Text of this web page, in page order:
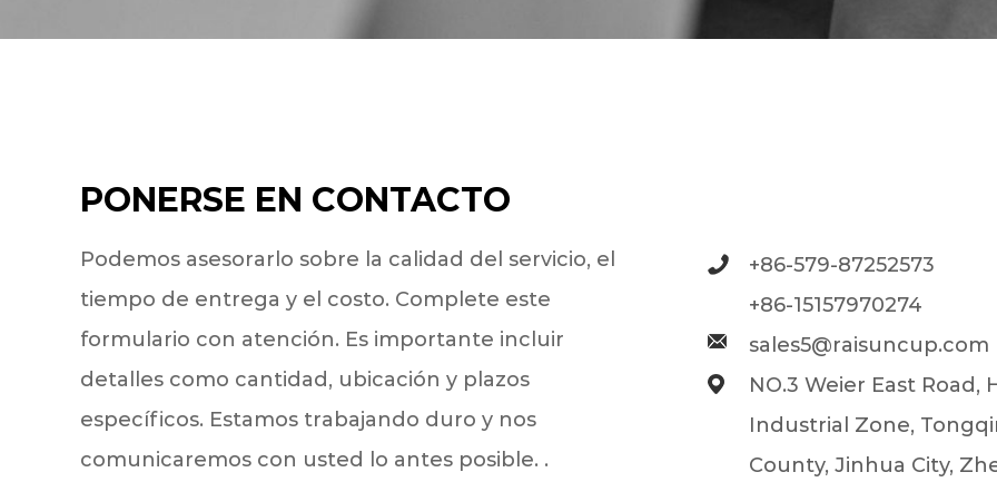
PONERSE EN CONTACTO
Podemos asesorarlo sobre la calidad del servicio, el
tiempo de entrega y el costo. Complete este
formulario con atención. Es importante incluir
detalles como cantidad, ubicación y plazos
específicos. Estamos trabajando duro y nos
comunicaremos con usted lo antes posible. .
+86-579-87252573
+86-15157970274
sales5@raisuncup.com
NO.3 Weier East Road,
Industrial Zone,
County, Jinhua City,